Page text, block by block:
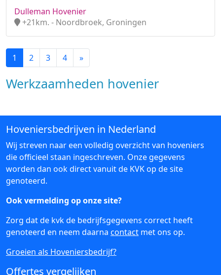
Dulleman Hovenier
+21km. - Noordbroek, Groningen
1 2 3 4 »
Werkzaamheden hovenier
Hoveniersbedrijven in Nederland
Wij streven naar een volledig overzicht van hoveniers
die officieel staan ingeschreven. Onze gegevens
worden dan ook direct vanuit de KVK op de site
genoteerd.
Ook vermelding op onze site?
Zorg dat de kvk de bedrijfsgegevens correct heeft
genoteerd en neem daarna contact met ons op.
Groeien als Hoveniersbedrijf?
Offertes vergelijken